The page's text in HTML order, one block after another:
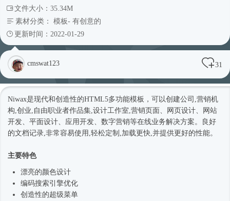
文件大小：35.34M
素材分类： 模板- 有创意的
更新时间：2022-01-29
cmswat123 31
Niwax是现代和创造性的HTML5多功能模板，可以创建公司,营销机
构,创业,自由职业者作品集,设计工作室,营销页面、网页设计、网站
开发、平面设计、应用开发、数字营销等在线业务解决方案。良好
的文档记录,非常容易使用,轻松定制,加载更快,并提供更好的性能。
主要特色
漂亮的颜色设计
编码搜索引擎优化
创造性的超级菜单